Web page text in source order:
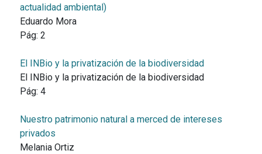
actualidad ambiental)
Eduardo Mora
Pág: 2
El INBio y la privatización de la biodiversidad
El INBio y la privatización de la biodiversidad
Pág: 4
Nuestro patrimonio natural a merced de intereses
privados
Melania Ortiz